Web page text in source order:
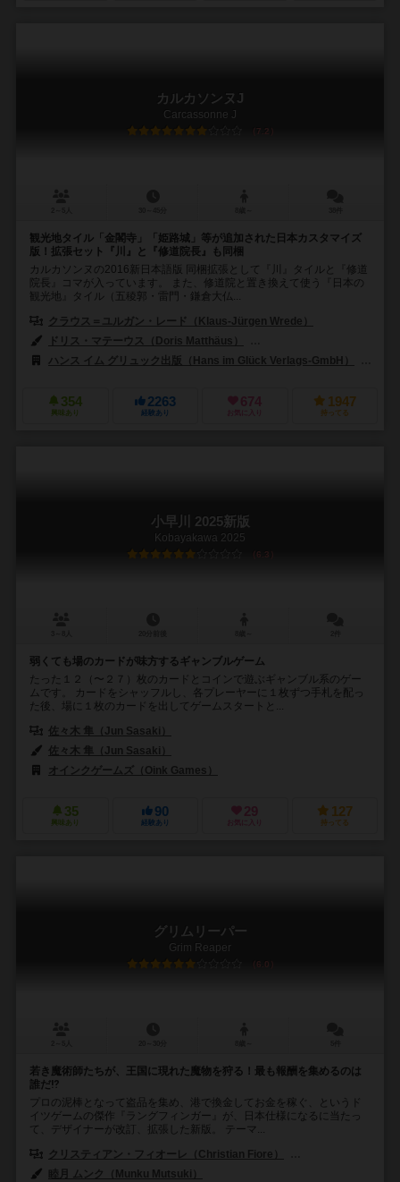
カルカソンヌJ
Carcassonne J
7.2
観光地タイル「金閣寺」「姫路城」等が追加された日本カスタマイズ
版！拡張セット『川』と『修道院長』も同梱
カルカソンヌの2016新日本語版 同梱拡張として『川』タイルと『修道
院長』コマが入っています。 また、修道院と置き換えて使う『日本の
観光地』タイル（五稜郭・雷門・鎌倉大仏...
クラウス＝ユルガン・レード（Klaus-Jürgen Wrede）
ドリス・マテーウス（Doris Matthäus）
ハンス イム グリュック出版（Hans im Glück Verlags-GmbH）
354
興味あり
2263
経験あり
674
お気に入り
1947
持ってる
小早川 2025新版
Kobayakawa 2025
6.3
弱くても場のカードが味方するギャンブルゲーム
たった１２（〜２７）枚のカードとコインで遊ぶギャンブル系のゲー
ムです。 カードをシャッフルし、各プレーヤーに１枚ずつ手札を配っ
た後、場に１枚のカードを出してゲームスタートと...
佐々木 隼（Jun Sasaki）
佐々木 隼（Jun Sasaki）
オインクゲームズ（Oink Games）
35
興味あり
90
経験あり
29
お気に入り
127
持ってる
グリムリーパー
Grim Reaper
6.0
若き魔術師たちが、王国に現れた魔物を狩る！最も報酬を集めるのは
誰だ⁉︎
プロの泥棒となって盗品を集め、港で換金してお金を稼ぐ、というド
イツゲームの傑作『ラングフィンガー』が、日本仕様になるに当たっ
て、デザイナーが改訂、拡張した新版。 テーマ...
クリスティアン・フィオーレ（Christian Fiore）
睦月 ムンク（Munku Mutsuki）